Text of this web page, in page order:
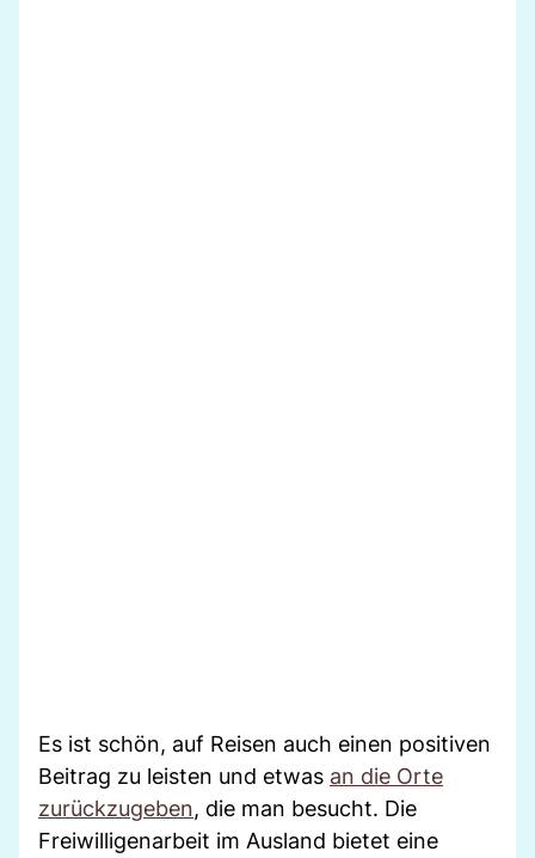
Es ist schön, auf Reisen auch einen positiven
Beitrag zu leisten und etwas an die Orte
zurückzugeben, die man besucht. Die
Freiwilligenarbeit im Ausland bietet eine